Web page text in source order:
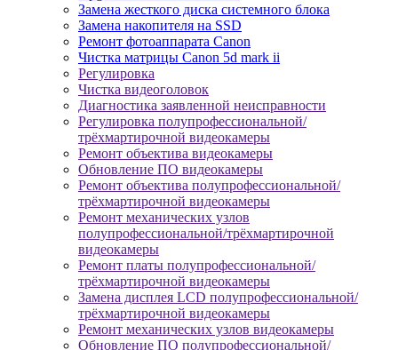
Замена жесткого диска системного блока
Замена накопителя на SSD
Ремонт фотоаппарата Canon
Чистка матрицы Canon 5d mark ii
Регулировка
Чистка видеоголовок
Диагностика заявленной неисправности
Регулировка полупрофессиональной/
трёхмартирочной видеокамеры
Ремонт объектива видеокамеры
Обновление ПО видеокамеры
Ремонт объектива полупрофессиональной/
трёхмартирочной видеокамеры
Ремонт механических узлов
полупрофессиональной/трёхмартирочной
видеокамеры
Ремонт платы полупрофессиональной/
трёхмартирочной видеокамеры
Замена дисплея LCD полупрофессиональной/
трёхмартирочной видеокамеры
Ремонт механических узлов видеокамеры
Обновление ПО полупрофессиональной/